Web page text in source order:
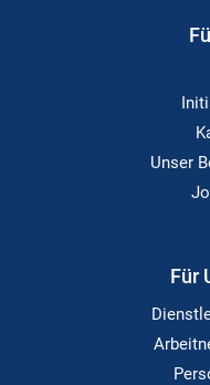
Unser
Für